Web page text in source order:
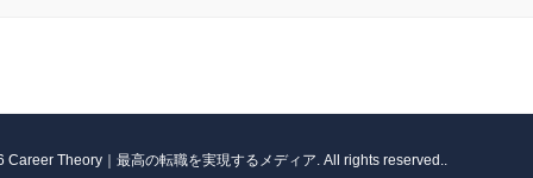
Theory｜最高の転職を実現するメディア. All rights reserved..